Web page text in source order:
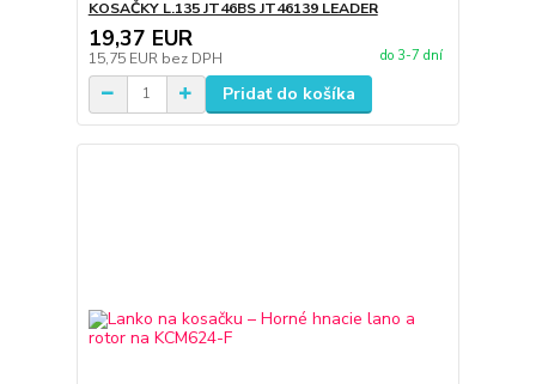
KOSAČKY L.135 JT46BS JT46139 LEADER
19,37 EUR
15,75 EUR bez DPH do 3-7 dní
Pridať do košíka